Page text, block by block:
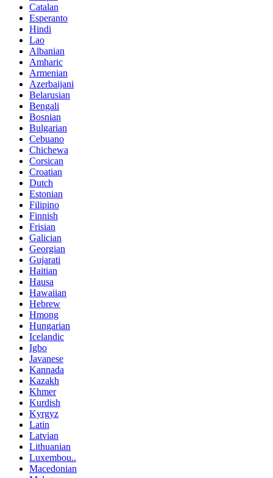
Catalan
Esperanto
Hindi
Lao
Albanian
Amharic
Armenian
Azerbaijani
Belarusian
Bengali
Bosnian
Bulgarian
Cebuano
Chichewa
Corsican
Croatian
Dutch
Estonian
Filipino
Finnish
Frisian
Galician
Georgian
Gujarati
Haitian
Hausa
Hawaiian
Hebrew
Hmong
Hungarian
Icelandic
Igbo
Javanese
Kannada
Kazakh
Khmer
Kurdish
Kyrgyz
Latin
Latvian
Lithuanian
Luxembou..
Macedonian